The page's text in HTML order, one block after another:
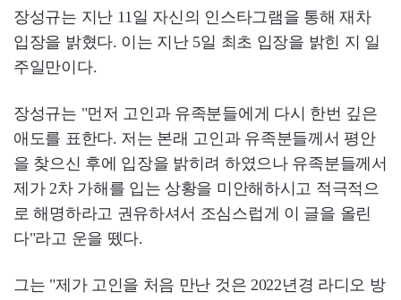
장성규는 지난 11일 자신의 인스타그램을 통해 재차
입장을 밝혔다. 이는 지난 5일 최초 입장을 밝힌 지 일
주일만이다.
장성규는 "먼저 고인과 유족분들에게 다시 한번 깊은
애도를 표한다. 저는 본래 고인과 유족분들께서 평안
을 찾으신 후에 입장을 밝히려 하였으나 유족분들께서
제가 2차 가해를 입는 상황을 미안해하시고 적극적으
로 해명하라고 권유하셔서 조심스럽게 이 글을 올린
다"라고 운을 뗐다.
그는 "제가 고인을 처음 만난 것은 2022년경 라디오 방